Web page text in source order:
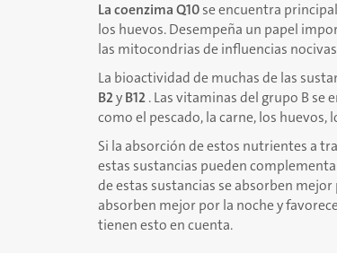
La coenzima Q10 se encuentra
los huevos. Desempeña un papel
las mitocondrias de influencias
La bioactividad de muchas de las
B2y B12 . Las vitaminas del grupo B
como el pescado, la carne, los huevos,
Si la absorción de estos nutrientes a
estas sustancias pueden
de estas sustancias se absorben
absorben mejor por la noche y
tienen esto en cuenta.